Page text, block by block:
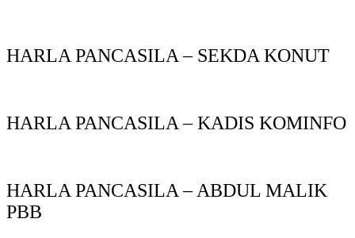
HARLA PANCASILA – SEKDA KONUT
HARLA PANCASILA – KADIS KOMINFO
HARLA PANCASILA – ABDUL MALIK
PBB